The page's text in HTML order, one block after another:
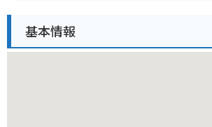
いる「白川水源」があり、湧き水は「熊本
ばれています。また、中松駅から徒歩約10
基本情報